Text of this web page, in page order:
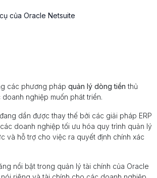
của Oracle Netsuite
các phương pháp quản lý dòng tiền thủ
nghiệp muốn phát triển.
dần được thay thế bởi các giải pháp ERP
doanh nghiệp tối ưu hóa quy trình quản lý
và hỗ trợ cho việc ra quyết định chính xác
nổi bật trong quản lý tài chính của Oracle